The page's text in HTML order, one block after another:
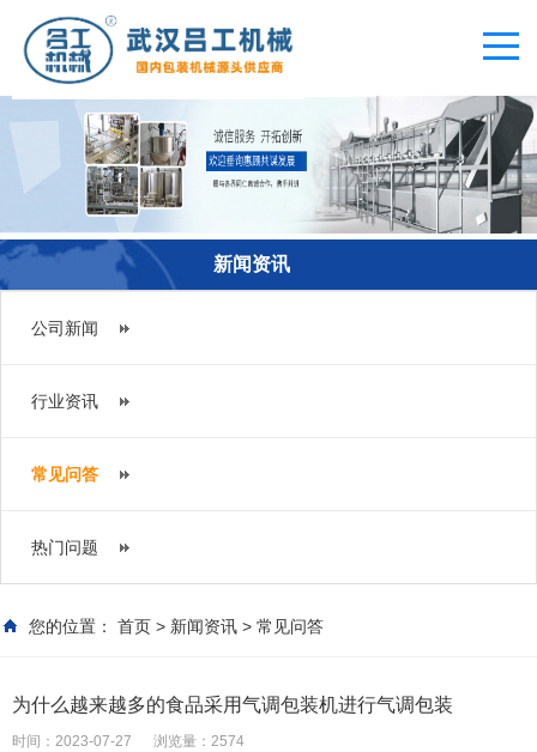
新闻资讯
公司新闻
行业资讯
常见问答
热门问题
您的位置： 首页 > 新闻资讯 > 常见问答
为什么越来越多的食品采用气调包装机进行气调包装
时间：2023-07-27 浏览量：2574